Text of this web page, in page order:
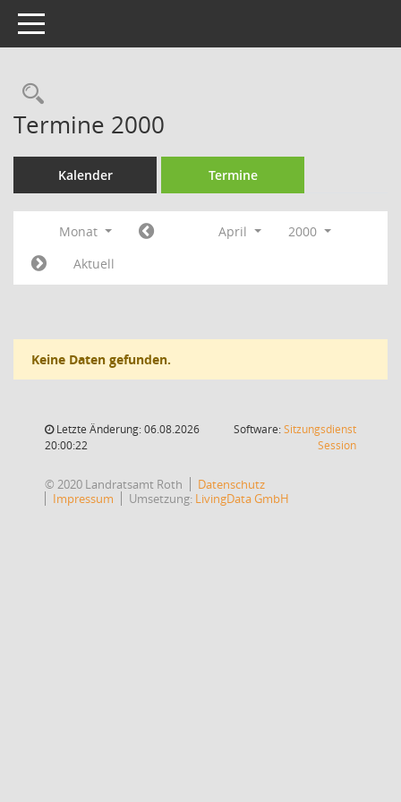
Toggle navigation
Rechercheauswahl
Termine 2000
Kalender Termine
Monat April
2000
Aktuell
Keine Daten gefunden.
Letzte Änderung: 06.08.2026
20:00:22
Software:Sitzungsdienst
Session(Wird in
© 2020 Landratsamt Roth
Datenschutz
Impressum
Umsetzung: LivingData GmbH